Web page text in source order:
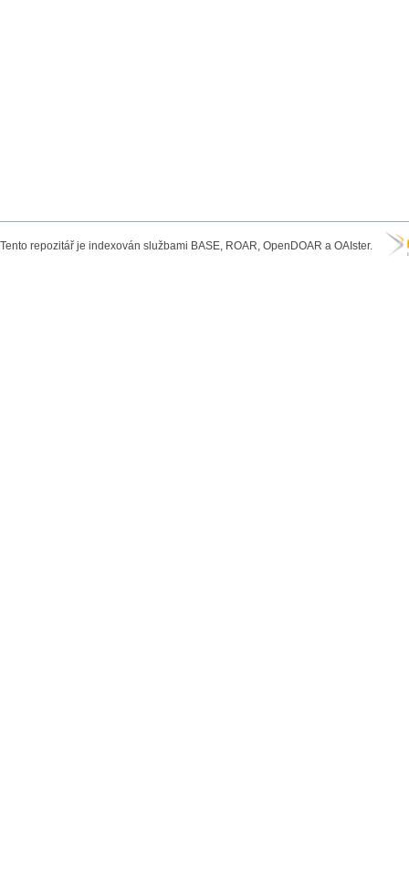
Tento repozitář je indexován službami BASE, ROAR, OpenDOAR a OAIster.